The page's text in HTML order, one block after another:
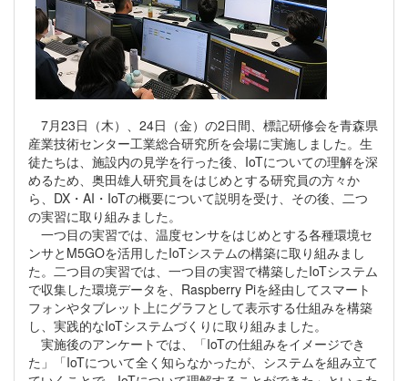
7月23日（木）、24日（金）の2日間、標記研修会を青森県
産業技術センター工業総合研究所を会場に実施しました。生
徒たちは、施設内の見学を行った後、IoTについての理解を深
めるため、奥田雄人研究員をはじめとする研究員の方々か
ら、DX・AI・IoTの概要について説明を受け、その後、二つ
の実習に取り組みました。
一つ目の実習では、温度センサをはじめとする各種環境セ
ンサとM5GOを活用したIoTシステムの構築に取り組みまし
た。二つ目の実習では、一つ目の実習で構築したIoTシステム
で収集した環境データを、Raspberry Piを経由してスマート
フォンやタブレット上にグラフとして表示する仕組みを構築
し、実践的なIoTシステムづくりに取り組みました。
実施後のアンケートでは、「IoTの仕組みをイメージでき
た」「IoTについて全く知らなかったが、システムを組み立て